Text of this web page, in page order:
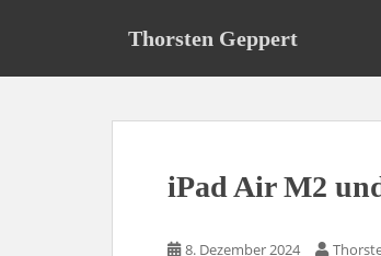
Thorsten Geppert
iPad Air M2
8. Dezember 2024